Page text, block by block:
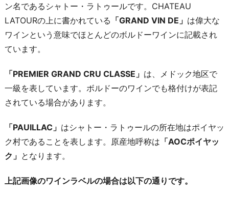
ン名であるシャトー・ラトゥールです。CHATEAU
LATOURの上に書かれている 「GRAND VIN DE」 は偉大な
ワインという意味でほとんどのボルドーワインに記載され
ています。
「PREMIER GRAND CRU CLASSE」 は、メドック地区で
一級を表しています。ボルドーのワインでも格付けが表記
されている場合があります。
「PAUILLAC」 はシャトー・ラトゥールの所在地はポイヤッ
ク村であることを表します。原産地呼称は 「AOCポイヤッ
ク」 となります。
上記画像のワインラベルの場合は以下の通りです。